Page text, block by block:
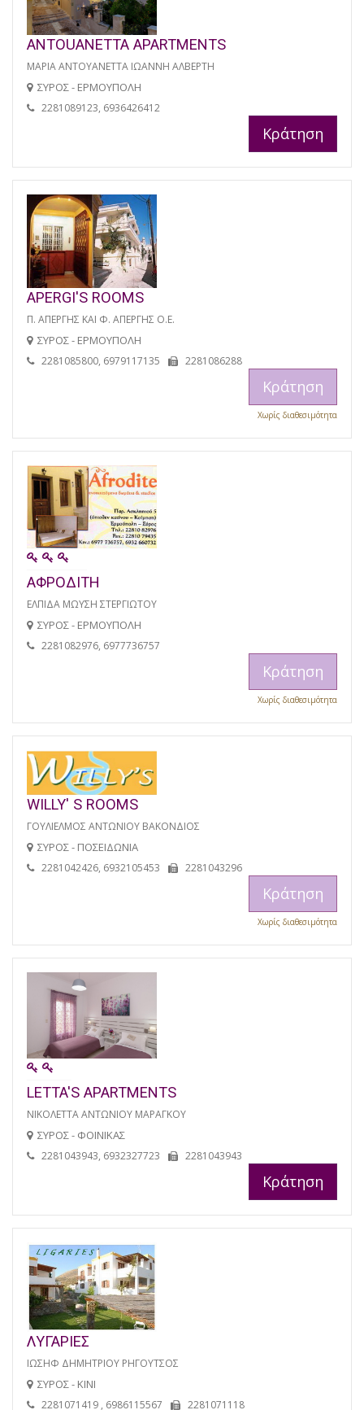
ANTOUANETTA APARTMENTS
ΜΑΡΙΑ ΑΝΤΟΥΑΝΕΤΤΑ ΙΩΑΝΝΗ ΑΛΒΕΡΤΗ
ΣΥΡΟΣ - ΕΡΜΟΥΠΟΛΗ
2281089123, 6936426412
Κράτηση
APERGI'S ROOMS
Π. ΑΠΕΡΓΗΣ ΚΑΙ Φ. ΑΠΕΡΓΗΣ Ο.Ε.
ΣΥΡΟΣ - ΕΡΜΟΥΠΟΛΗ
2281085800, 6979117135 2281086288
Κράτηση
Χωρίς διαθεσιμότητα
ΑΦΡΟΔΙΤΗ
ΕΛΠΙΔΑ ΜΩΥΣΗ ΣΤΕΡΓΙΩΤΟΥ
ΣΥΡΟΣ - ΕΡΜΟΥΠΟΛΗ
2281082976, 6977736757
Κράτηση
Χωρίς διαθεσιμότητα
WILLY' S ROOMS
ΓΟΥΛΙΕΛΜΟΣ ΑΝΤΩΝΙΟΥ ΒΑΚΟΝΔΙΟΣ
ΣΥΡΟΣ - ΠΟΣΕΙΔΩΝΙΑ
2281042426, 6932105453 2281043296
Κράτηση
Χωρίς διαθεσιμότητα
LETTA'S APARTMENTS
ΝΙΚΟΛΕΤΤΑ ΑΝΤΩΝΙΟΥ ΜΑΡΑΓΚΟΥ
ΣΥΡΟΣ - ΦΟΙΝΙΚΑΣ
2281043943, 6932327723 2281043943
Κράτηση
ΛΥΓΑΡΙΕΣ
ΙΩΣΗΦ ΔΗΜΗΤΡΙΟΥ ΡΗΓΟΥΤΣΟΣ
ΣΥΡΟΣ - ΚΙΝΙ
2281071419 , 6986115567 2281071118